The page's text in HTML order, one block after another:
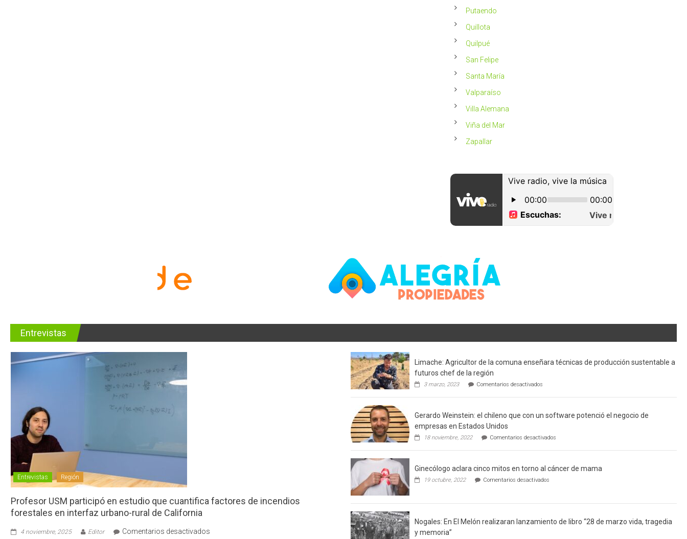
Putaendo
Quillota
Quilpué
San Felipe
Santa María
Valparaíso
Villa Alemana
Viña del Mar
Zapallar
Entrevistas
Entrevistas Región
Profesor USM participó en estudio que cuantifica factores de incendios
forestales en interfaz urbano-rural de California
4 noviembre, 2025 Editor Comentarios desactivadosen
Limache: Agricultor de la comuna enseñara técnicas de producción sustentable a
futuros chef de la región
3 marzo, 2023 Comentarios desactivadosen
Agricultor
la
técnicas
a
futuros
la
Gerardo Weinstein: el chileno que con un software potenció el negocio de
empresas en Estados Unidos
18 noviembre, 2022 Comentarios desactivadosen
Weinstein:
chileno
negocio
Ginecólogo aclara cinco mitos en torno al cáncer de mama
19 octubre, 2022 Comentarios desactivadosen
cinco
en
Nogales: En El Melón realizaran lanzamiento de libro “28 de marzo vida, tragedia
y memoria”